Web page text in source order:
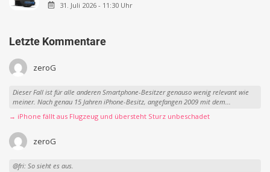
31. Juli 2026 - 11:30 Uhr
Letzte Kommentare
zeroG
Dieser Fall ist für alle anderen Smartphone-Besitzer genauso wenig relevant wie
meiner. Nach genau 15 Jahren iPhone-Besitz, angefangen 2009 mit dem...
→ iPhone fällt aus Flugzeug und übersteht Sturz unbeschadet
zeroG
@fri: So sieht es aus.